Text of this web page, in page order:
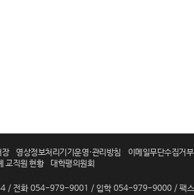
장 영상정보처리기기운영·관리방침 이메일무단수집거부
교직원 현황 대학평의원회
/ 전화 054-979-9001 / 입학 054-979-9000 /